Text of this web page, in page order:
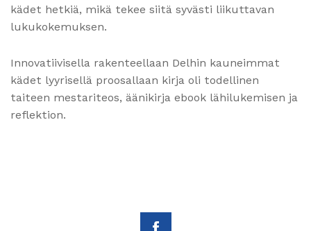
kädet hetkiä, mikä tekee siitä syvästi liikuttavan
lukukokemuksen.
Innovatiivisella rakenteellaan Delhin kauneimmat
kädet lyyrisellä proosallaan kirja oli todellinen
taiteen mestariteos, äänikirja ebook lähilukemisen ja
reflektion.